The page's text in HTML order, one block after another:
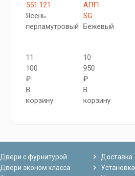
551.121
Ясень
перламутровый
11
100
₽
В
корзину
АПП
SG
Бежевый
10
950
₽
В
корзину
Двери с фурнитурой
Двери эконом класса
Доставка
Установка